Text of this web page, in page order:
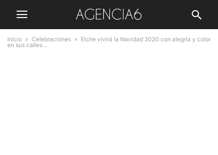
Inicio Celebraciones
Elche vivirá la Navidad 2020 con alegría y color
en sus calles...